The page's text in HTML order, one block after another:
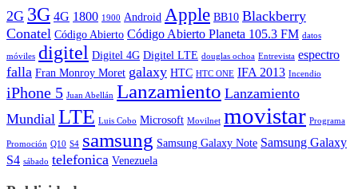
2G 3G 4G 1800 1900 Android Apple BB10 Blackberry
Conatel Código Abierto Código Abierto Planeta 105.3 FM datos
móviles digitel Digitel 4G Digitel LTE douglas ochoa Entrevista espectro
falla Fran Monroy Moret galaxy HTC HTC ONE IFA 2013 Incendio
iPhone 5 Juan Abellán Lanzamiento Lanzamiento
Mundial LTE Luis Cobo Microsoft Movilnet movistar Programa
Promoción Q10 S4 samsung Samsung Galaxy Note Samsung Galaxy
S4 sábado telefonica Venezuela